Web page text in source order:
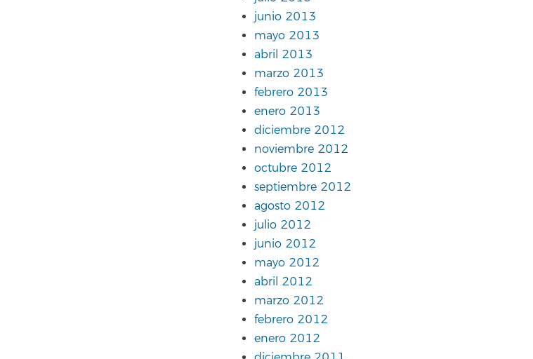
junio 2013
mayo 2013
abril 2013
marzo 2013
febrero 2013
enero 2013
diciembre 2012
noviembre 2012
octubre 2012
septiembre 2012
agosto 2012
julio 2012
junio 2012
mayo 2012
abril 2012
marzo 2012
febrero 2012
enero 2012